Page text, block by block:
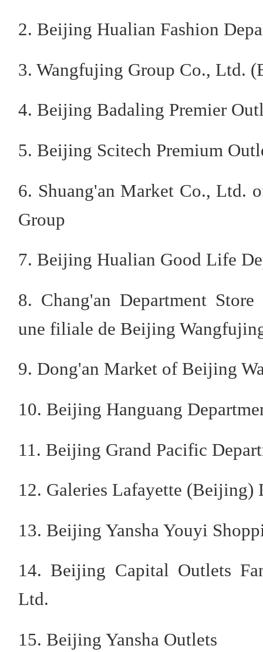
2. Beijing Hualian Fashion
3. Wangfujing Group Co., Ltd.
4. Beijing Badaling Premier
5. Beijing Scitech Premium
6. Shuang'an Market Co., Ltd.
Group
7. Beijing Hualian Good Life
8. Chang'an Department
une filiale de Beijing
9. Dong'an Market of Beijing
10. Beijing Hanguang
11. Beijing Grand Pacific
12. Galeries Lafayette (Beijing)
13. Beijing Yansha Youyi
14. Beijing Capital Outlets
Ltd.
15. Beijing Yansha Outlets